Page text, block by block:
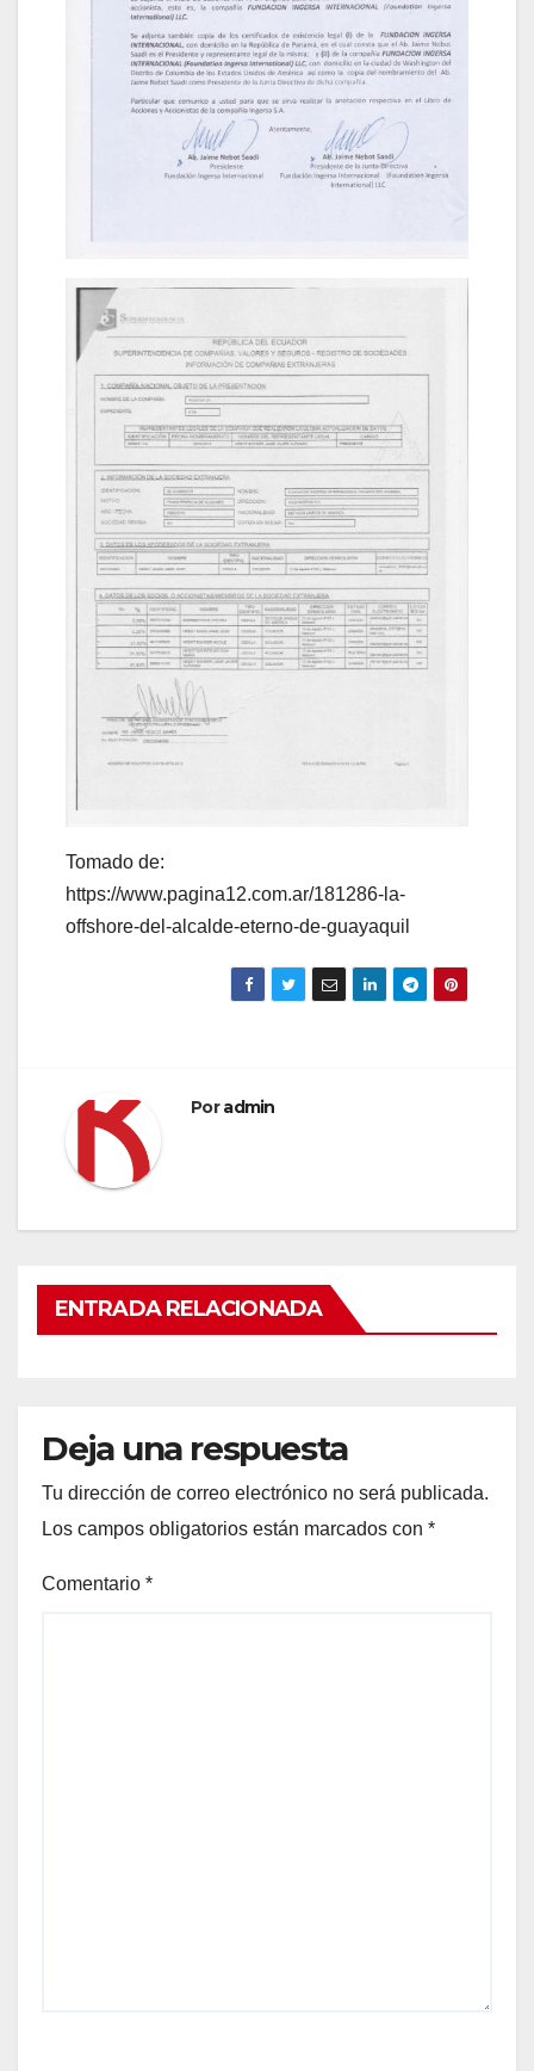
Tomado de:
https://www.pagina12.com.ar/181286-la-
offshore-del-alcalde-eterno-de-guayaquil
Poradmin
ENTRADA RELACIONADA
Deja una respuesta
Tu dirección de correo electrónico no será publicada.
Los campos obligatorios están marcados con *
Comentario *